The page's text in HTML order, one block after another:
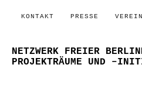
KONTAKT PRESSE VEREIN
NETZWERK FREIER
PROJEKTRÄUME UND